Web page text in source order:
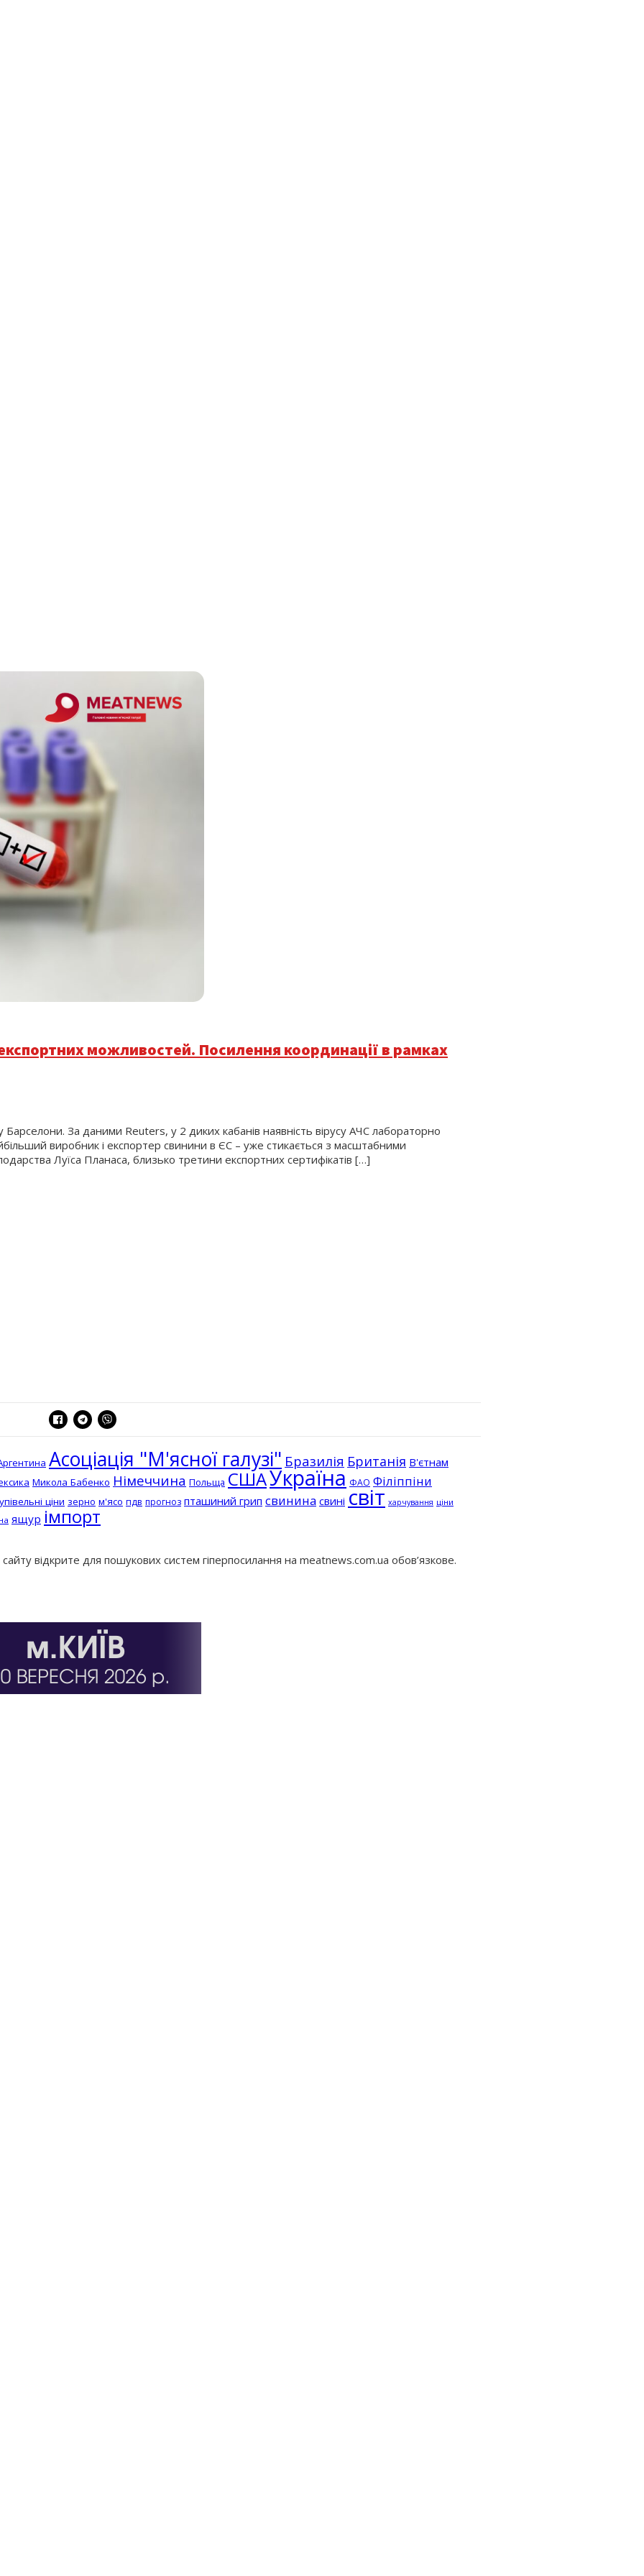
експортних можливостей. Посилення координації в рамках
За даними Reuters, у 2 диких кабанів наявність вірусу АЧС лабораторно
виробник і експортер свинини в ЄС – уже стикається з масштабними
Луїса Планаса, близько третини експортних сертифікатів […]
Асоціація "М'ясної галузі" Бразилія Британія В'єтнам
Микола Бабенко Німеччина Польща СШАУкраїна ФАО Філіппіни
ціни зерно м'ясо пдв прогноз пташиний грип свинина свині світ харчування ціни
ящур імпорт
відкрите для пошукових систем гіперпосилання на meatnews.com.ua обов’язкове.